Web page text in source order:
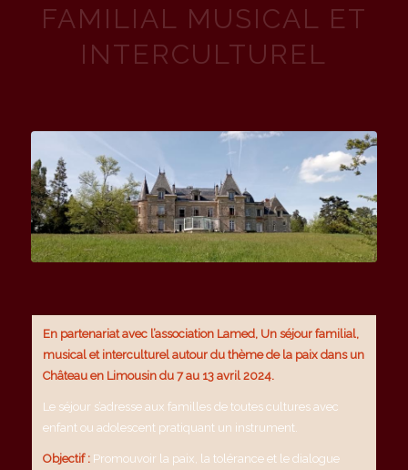
FAMILIAL MUSICAL ET
INTERCULTUREL
En partenariat avec l’association Lamed , Un séjour familial,
musical et interculturel autour du thème de la paix dans un
Château en Limousin du 7 au 13 avril 2024.
Le séjour s’adresse aux familles de toutes cultures avec
enfant ou adolescent pratiquant un instrument.
Objectif :Promouvoir la paix, la tolérance et le dialogue